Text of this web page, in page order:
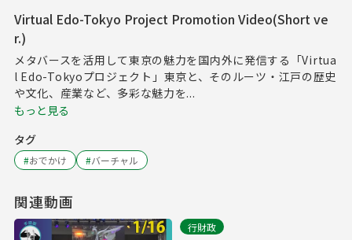
Virtual Edo-Tokyo Project Promotion Video(Short ve
r.)
メタバースを活用して東京の魅力を国内外に発信する「Virtua
l Edo-Tokyoプロジェクト」東京と、そのルーツ・江戸の歴史
や文化、産業など、多彩な魅力を...
もっと見る
タグ
#おでかけ #バーチャル
関連動画
行財政